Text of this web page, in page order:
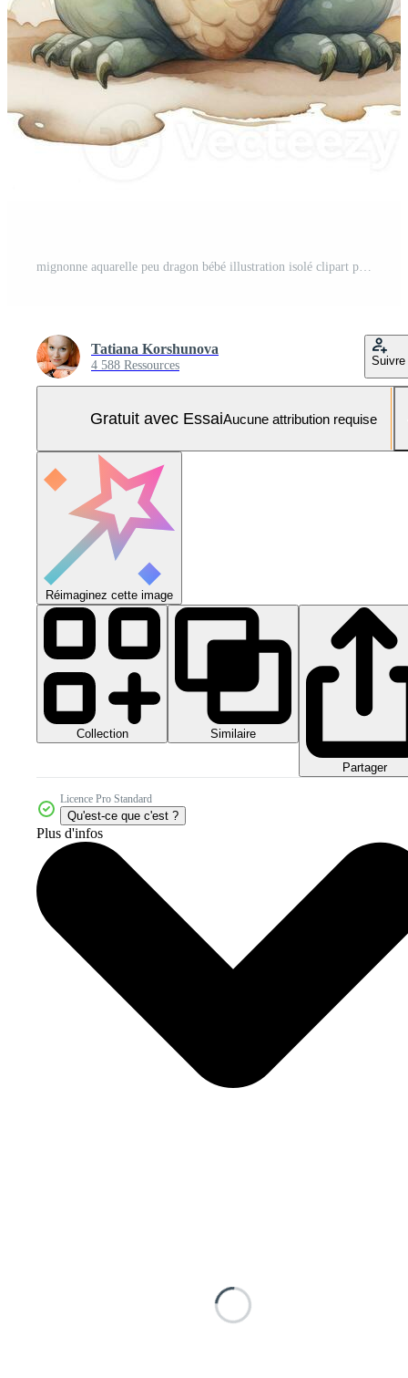
mignonne aquarelle peu dragon bébé illustration isolé clipart personnage. génératif ai Photo Pro
Tatiana Korshunova
4 588 Ressources Suivre
Gratuit avec EssaiAucune attribution requise
Réimaginez cette image
Collection Similaire
Partager
Licence Pro Standard
Qu'est-ce que c'est ?
Plus d'infos